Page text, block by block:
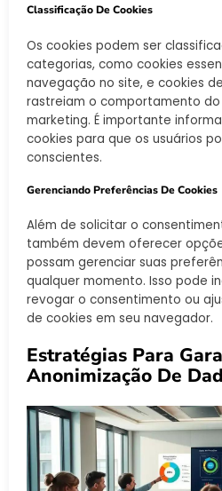
Classificação De Cookies
Os cookies podem ser
categorias, como cookies
navegação no site, e cookies
rastreiam o comportamento
marketing. É importante
cookies para que os usuários
conscientes.
Gerenciando Preferências De Cookies
Além de solicitar o
também devem oferecer
possam gerenciar suas
qualquer momento. Isso pode
revogar o consentimento ou
de cookies em seu navegador.
Estratégias Para
Anonimização De